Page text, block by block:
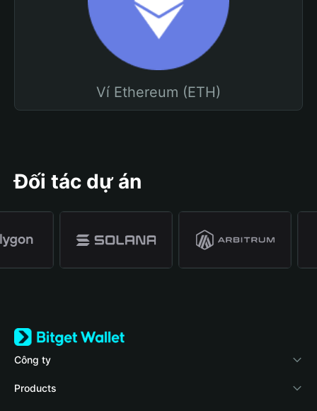
Ví Ethereum (ETH)
Đối tác dự án
Công ty
Về Bitget Wallet
Products